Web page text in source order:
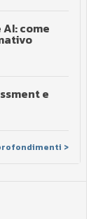
come
e
>